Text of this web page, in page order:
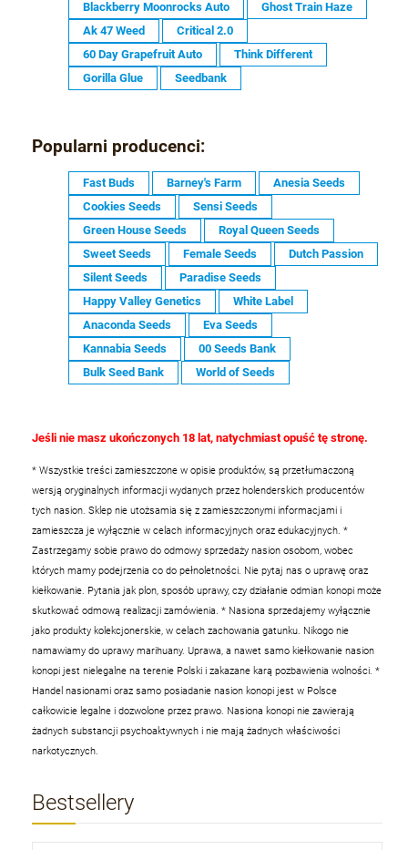
Blackberry Moonrocks Auto
Ghost Train Haze
Ak 47 Weed
Critical 2.0
60 Day Grapefruit Auto
Think Different
Gorilla Glue
Seedbank
Popularni producenci:
Fast Buds Barney's Farm
Anesia Seeds
Cookies Seeds
Sensi Seeds
Green House Seeds
Royal Queen Seeds
Sweet Seeds
Female Seeds
Dutch Passion
Silent Seeds
Paradise Seeds
Happy Valley Genetics
White Label
Anaconda Seeds
Eva Seeds
Kannabia Seeds
00 Seeds Bank
Bulk Seed Bank
World of Seeds
Jeśli nie masz ukończonych 18 lat, natychmiast opuść tę stronę.
* Wszystkie treści zamieszczone w opisie produktów, są przetłumaczoną
wersją oryginalnych informacji wydanych przez holenderskich producentów
tych nasion. Sklep nie utożsamia się z zamieszczonymi informacjami i
zamieszcza je wyłącznie w celach informacyjnych oraz edukacyjnych. *
Zastrzegamy sobie prawo do odmowy sprzedaży nasion osobom, wobec
których mamy podejrzenia co do pełnoletności. Nie pytaj nas o uprawę oraz
kiełkowanie. Pytania jak plon, sposób uprawy, czy działanie odmian konopi może
skutkować odmową realizacji zamówienia. * Nasiona sprzedajemy wyłącznie
jako produkty kolekcjonerskie, w celach zachowania gatunku. Nikogo nie
namawiamy do uprawy marihuany. Uprawa, a nawet samo kiełkowanie nasion
konopi jest nielegalne na terenie Polski i zakazane karą pozbawienia wolności. *
Handel nasionami oraz samo posiadanie nasion konopi jest w Polsce
całkowicie legalne i dozwolone przez prawo. Nasiona konopi nie zawierają
żadnych substancji psychoaktywnych i nie mają żadnych właściwości
narkotycznych.
Bestsellery